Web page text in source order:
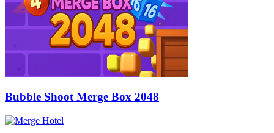
Bubble Shoot Merge Box 2048